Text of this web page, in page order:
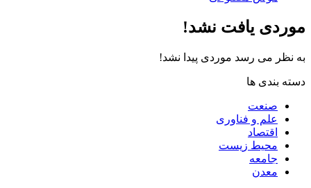
موردی یافت نشد!
به نظر می رسد موردی پیدا نشد!
دسته بندی ها
صنعت
علم و فناوری
اقتصاد
محیط زیست
جامعه
معدن